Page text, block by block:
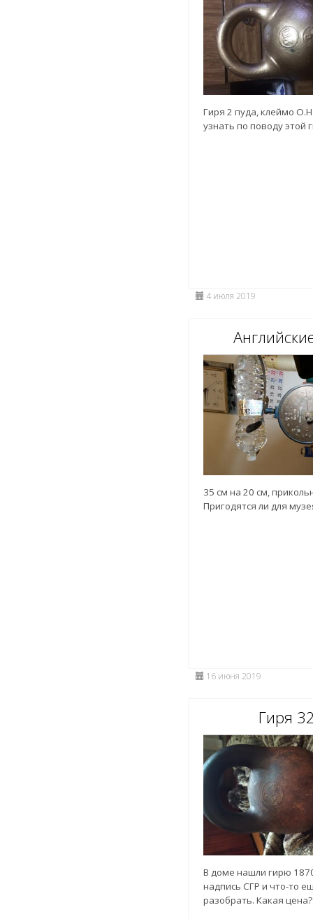
Гиря 2 пуда, клеймо
узнать по поводу этой
4 июля 2019
35 см на 20 см,
Пригодятся ли для
16 июня 2019
Гиря
В доме нашли гирю
надпись СГР и что-то
разобрать. Какая цена?